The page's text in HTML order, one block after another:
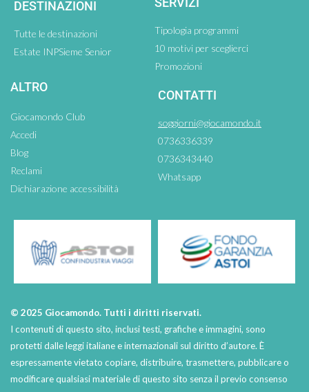
DESTINAZIONI
Tutte le destinazioni
Estate INPSieme Senior
Tipologia programmi
10 motivi per sceglierci
Promozioni
ALTRO
Giocamondo Club
Accedi
Blog
Reclami
Dichiarazione accessibilità
CONTATTI
soggiorni@giocamondo.it
0736336339
0736343440
Whatsapp
© 2025 Giocamondo. Tutti i diritti riservati.
I contenuti di questo sito, inclusi testi, grafiche e immagini, sono
protetti dalle leggi italiane e internazionali sul diritto d’autore. È
espressamente vietato copiare, distribuire, trasmettere, pubblicare o
modificare qualsiasi materiale di questo sito senza il previo consenso